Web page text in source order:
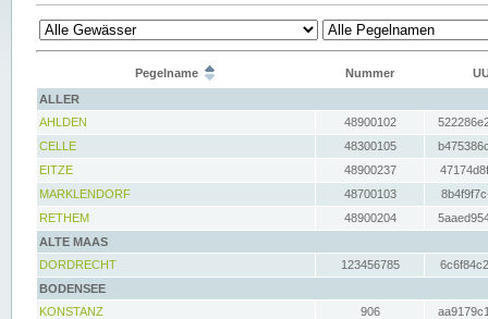
Pegelname Nummer
ALLER
AHLDEN
48900102
CELLE
48300105
EITZE
48900237
MARKLENDORF
48700103
RETHEM
48900204
ALTE MAAS
DORDRECHT
123456785
BODENSEE
KONSTANZ
906